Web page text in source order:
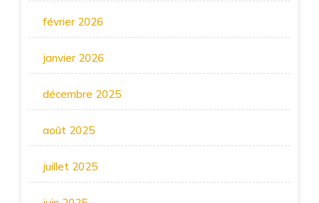
février 2026
janvier 2026
décembre 2025
août 2025
juillet 2025